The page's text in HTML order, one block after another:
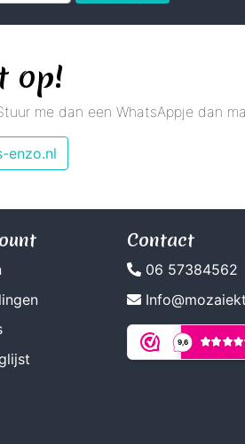
op!
me dan een WhatsAppje dan
enzo.nl
Contact
06 57384562